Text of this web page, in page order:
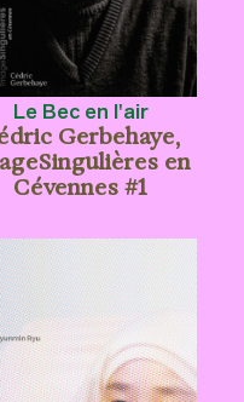
Le Bec en l'air
Gerbehaye,
en
Cévennes #1